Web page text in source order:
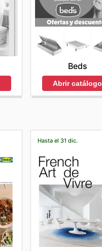
Beds
Abrir catálogo
Hasta el 31 dic.